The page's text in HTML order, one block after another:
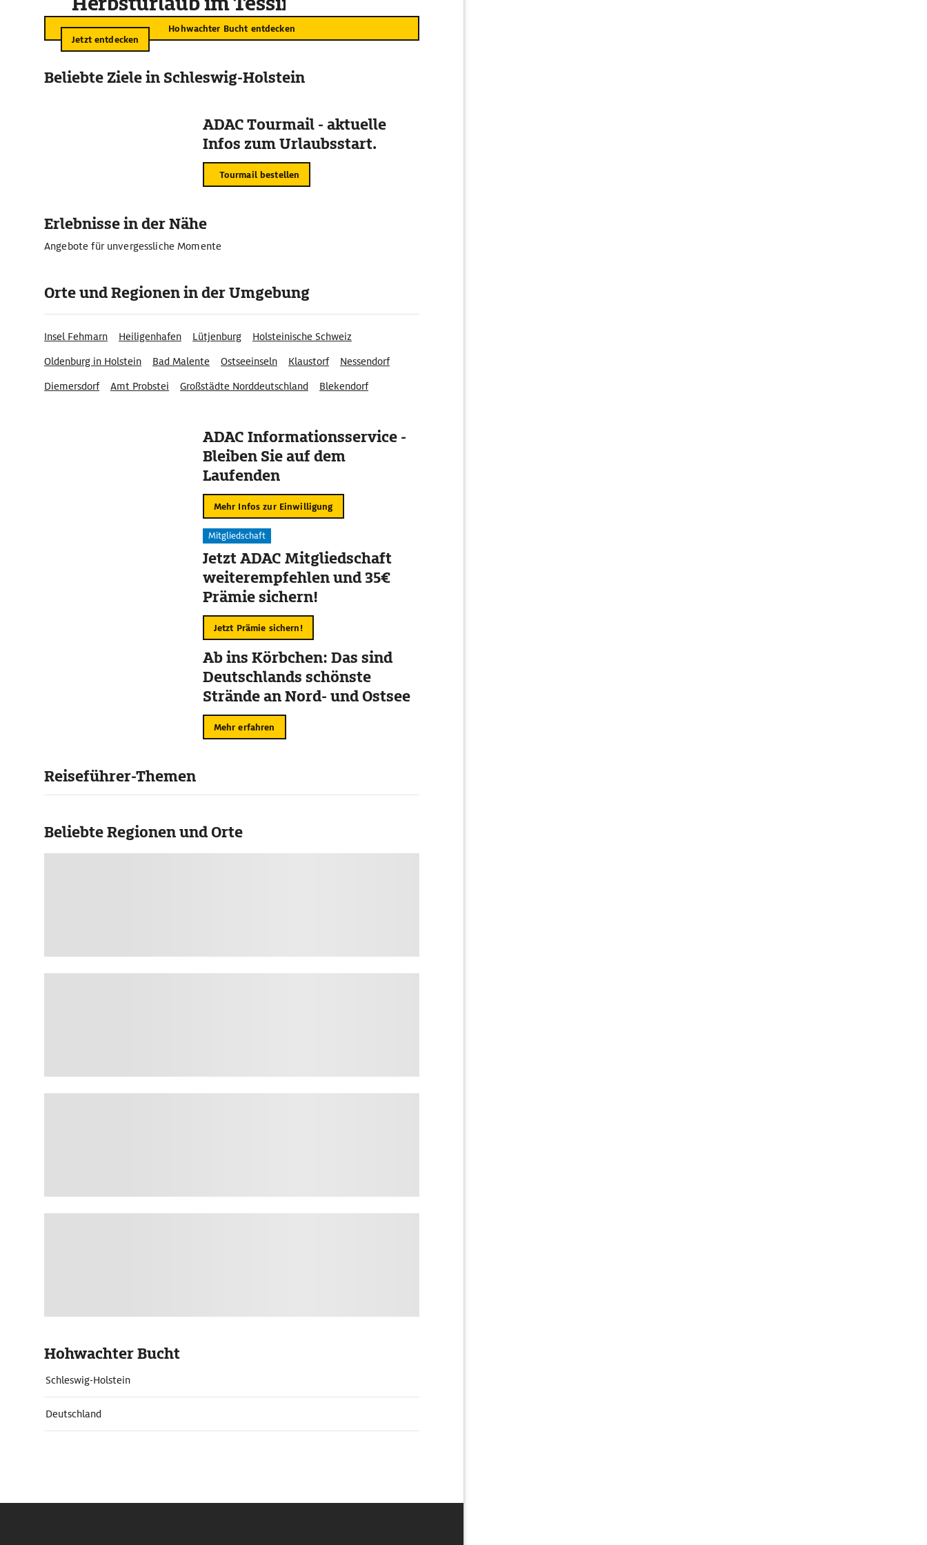
Hohwachter Bucht entdecken
Jetzt entdecken
Beliebte Ziele in Schleswig-Holstein
ADAC Tourmail - aktuelle
Infos zum Urlaubsstart.
Tourmail bestellen
Erlebnisse in der Nähe
Angebote für unvergessliche Momente
Orte und Regionen in der Umgebung
Insel Fehmarn Heiligenhafen Lütjenburg
Holsteinische Schweiz
Oldenburg in Holstein
Bad Malente Ostseeinseln Klaustorf
Nessendorf
Diemersdorf
Amt Probstei Großstädte Norddeutschland Blekendorf
ADAC Informationsservice -
Bleiben Sie auf dem
Laufenden
Mehr Infos zur Einwilligung
Mitgliedschaft
Jetzt ADAC Mitgliedschaft
weiterempfehlen und 35€
Prämie sichern!
Jetzt Prämie sichern!
Ab ins Körbchen: Das sind
Deutschlands schönste
Strände an Nord- und Ostsee
Mehr erfahren
Reiseführer-Themen
Beliebte Regionen und Orte
Hohwachter Bucht
Schleswig-Holstein
Deutschland